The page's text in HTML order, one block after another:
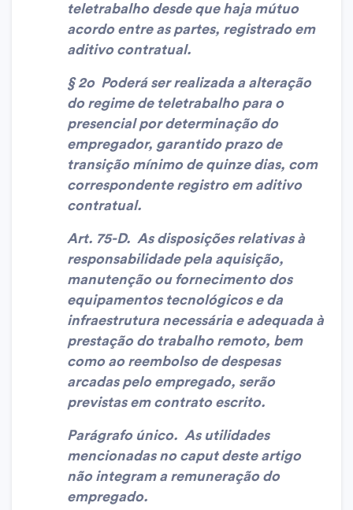
teletrabalho desde que haja mútuo
acordo entre as partes, registrado em
aditivo contratual.
§ 2o Poderá ser realizada a alteração
do regime de teletrabalho para o
presencial por determinação do
empregador, garantido prazo de
transição mínimo de quinze dias, com
correspondente registro em aditivo
contratual.
Art. 75-D. As disposições relativas à
responsabilidade pela aquisição,
manutenção ou fornecimento dos
equipamentos tecnológicos e da
infraestrutura necessária e adequada à
prestação do trabalho remoto, bem
como ao reembolso de despesas
arcadas pelo empregado, serão
previstas em contrato escrito.
Parágrafo único. As utilidades
mencionadas no caput deste artigo
não integram a remuneração do
empregado.